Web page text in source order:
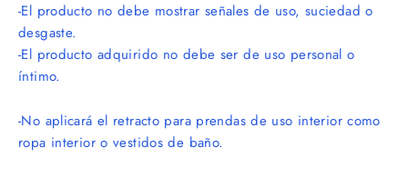
-El producto no debe mostrar señales de uso, suciedad o
desgaste.
-El producto adquirido no debe ser de uso personal o
íntimo.
-No aplicará el retracto para prendas de uso interior como
ropa interior o vestidos de baño.